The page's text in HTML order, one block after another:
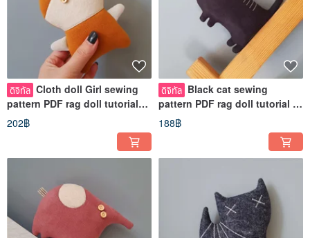
ดิจิทัล Cloth doll Girl sewing
pattern PDF rag doll tutorial
English, Digital download
202฿
ดิจิทัล Black cat sewing
pattern PDF rag doll tutorial in
English, Halloween decor PDF
188฿